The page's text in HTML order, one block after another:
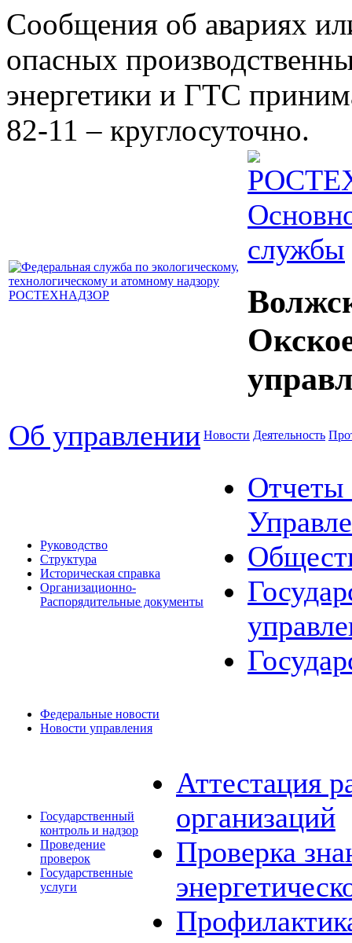
Сообщения об авариях
опасных
энергетики и ГТС
82-11 – круглосуточно.
службы
Об управлении Новости Деятельность
Руководство
Структура
Историческая справка
Организационно-
Распорядительные документы
Отчеты
Федеральные новости
Новости управления
Государственный
контроль и надзор
Проведение
проверок
Государственные
услуги
Аттестация
организаций
Проверка